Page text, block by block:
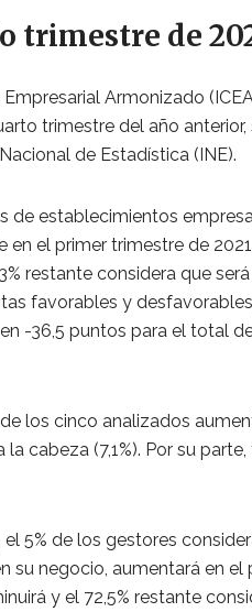
trimestre de
Armonizado
trimestre del año
de Estadística (INE).
de establecimientos
el primer trimestre de
restante considera que
favorables y
-36,5 puntos para el total
los cinco analizados
la cabeza (7,1%). Por su
el 5% de los gestores
su negocio, aumentará en el
y el 72,5% restante